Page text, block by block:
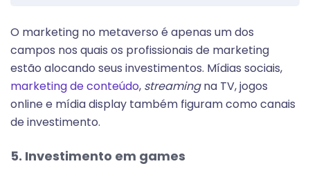
O marketing no metaverso é apenas um dos
campos nos quais os profissionais de marketing
estão alocando seus investimentos. Mídias sociais,
marketing de conteúdo, streamingna TV, jogos
online e mídia display também figuram como canais
de investimento.
5. Investimento em games